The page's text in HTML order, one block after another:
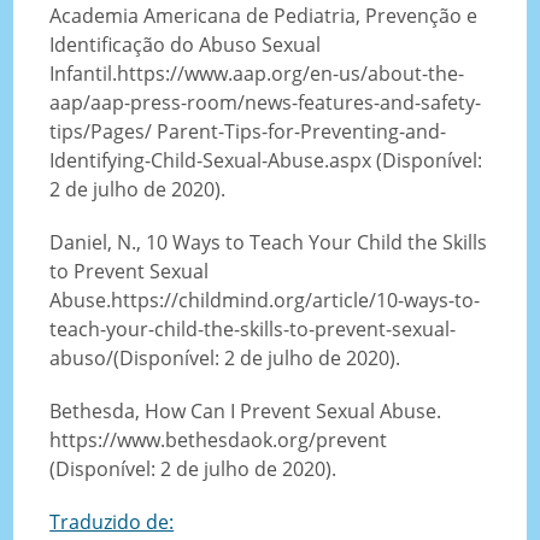
Academia Americana de Pediatria, Prevenção e
Identificação do Abuso Sexual
Infantil.https://www.aap.org/en-us/about-the-
aap/aap-press-room/news-features-and-safety-
tips/Pages/ Parent-Tips-for-Preventing-and-
Identifying-Child-Sexual-Abuse.aspx (Disponível:
2 de julho de 2020).
Daniel, N., 10 Ways to Teach Your Child the Skills
to Prevent Sexual
Abuse.https://childmind.org/article/10-ways-to-
teach-your-child-the-skills-to-prevent-sexual-
abuso/(Disponível: 2 de julho de 2020).
Bethesda, How Can I Prevent Sexual Abuse.
https://www.bethesdaok.org/prevent
(Disponível: 2 de julho de 2020).
Traduzido de: